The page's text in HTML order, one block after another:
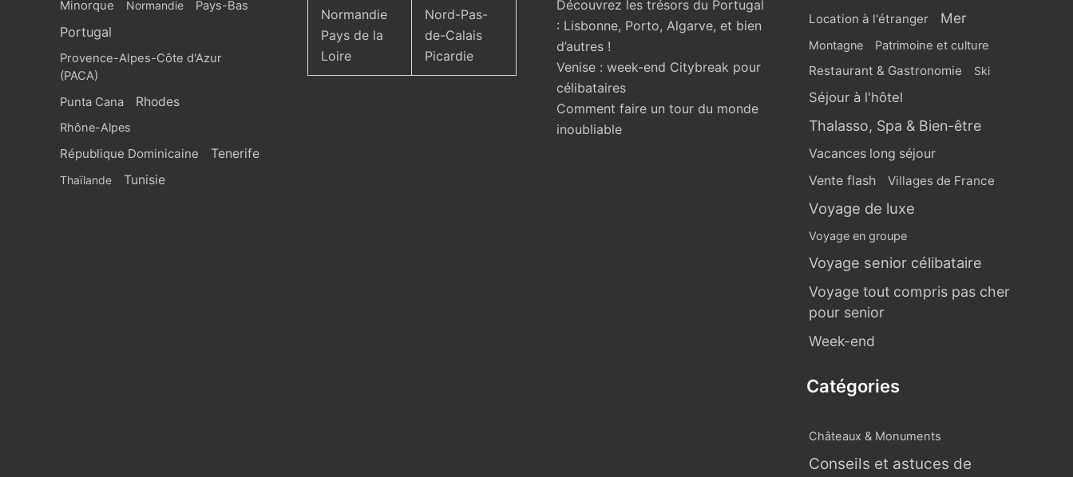
Minorque Normandie Pays-Bas
Portugal
Provence-Alpes-Côte d'Azur
(PACA)
Punta Cana
Rhodes
Rhône-Alpes
République Dominicaine Tenerife
Thaïlande Tunisie
Normandie
Pays de la
Loire
Nord-Pas-
de-Calais
Picardie
Découvrez les trésors du Portugal
: Lisbonne, Porto, Algarve, et bien
d’autres !
Venise : week-end Citybreak pour
célibataires
Comment faire un tour du monde
inoubliable
Location à l'étranger
Mer
Montagne Patrimoine et culture
Restaurant & Gastronomie Ski
Séjour à l'hôtel
Thalasso, Spa & Bien-être
Vacances long séjour
Vente flash Villages de France
Voyage de luxe
Voyage en groupe
Voyage senior célibataire
Voyage tout compris pas cher
pour senior
Week-end
Catégories
Châteaux & Monuments
Conseils et astuces de